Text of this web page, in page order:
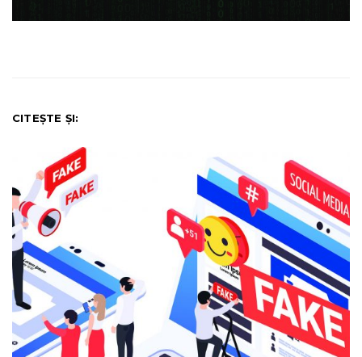
CITEȘTE ȘI: